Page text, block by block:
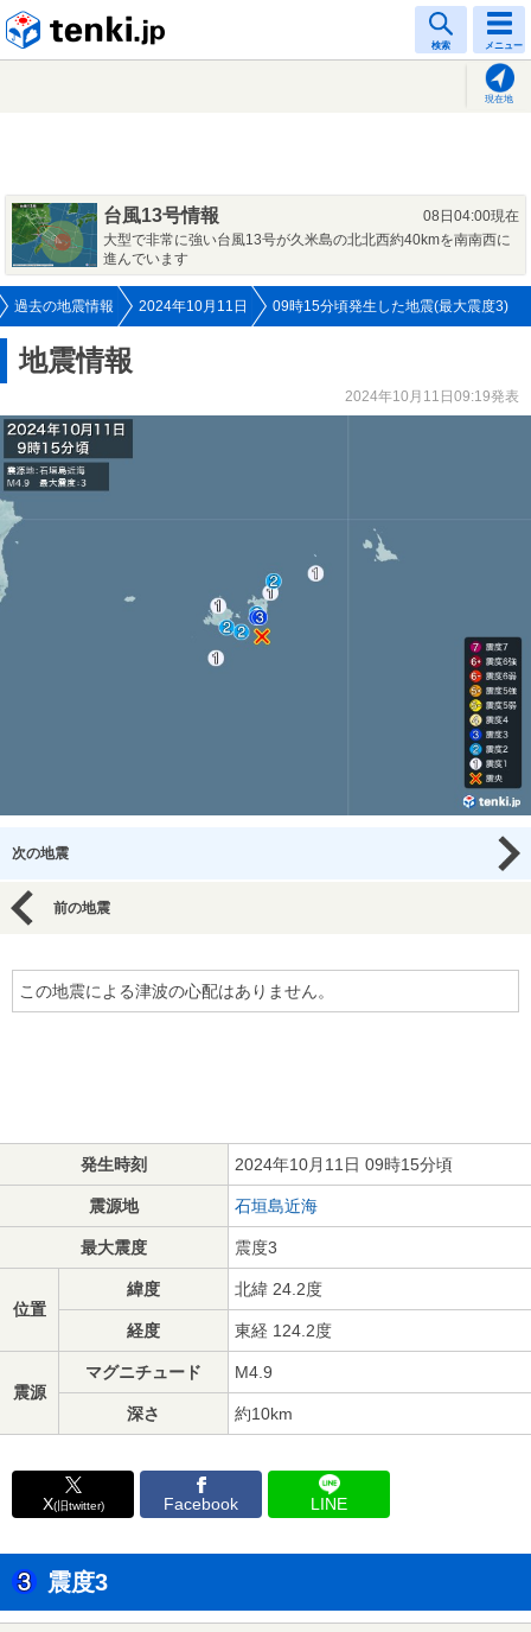
検索 メニュー
現在地
台風13号情報
08日04:00現在
大型で非常に強い台風13号が久米島の北北西約40kmを南南西に
進んでいます
過去の地震情報 2024年10月11日 09時15分頃発生した地震(最大震度3)
地震情報
2024年10月11日09:19発表
次の地震
前の地震
この地震による津波の心配はありません。
発生時刻 2024年10月11日 09時15分頃
震源地 石垣島近海
最大震度 震度3
位置
緯度 北緯 24.2度
経度 東経 124.2度
震源
マグニチュード M4.9
深さ 約10km
X(旧twitter) Facebook LINE
震度3